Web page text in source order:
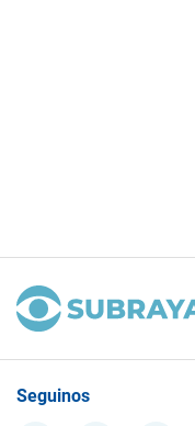
Seguinos